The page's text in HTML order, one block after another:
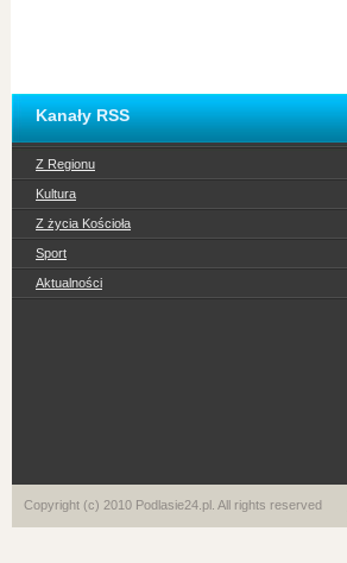
Kanały RSS
Z Regionu
Kultura
Z życia Kościoła
Sport
Aktualności
Copyright (c) 2010 Podlasie24.pl. All rights reserved